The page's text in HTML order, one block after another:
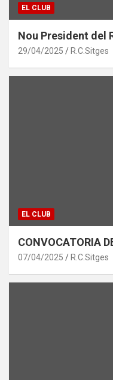
EL CLUB
Nou President del
29/04/2025 R.C.Sitges
EL CLUB
CONVOCATORIA
07/04/2025 R.C.Sitges